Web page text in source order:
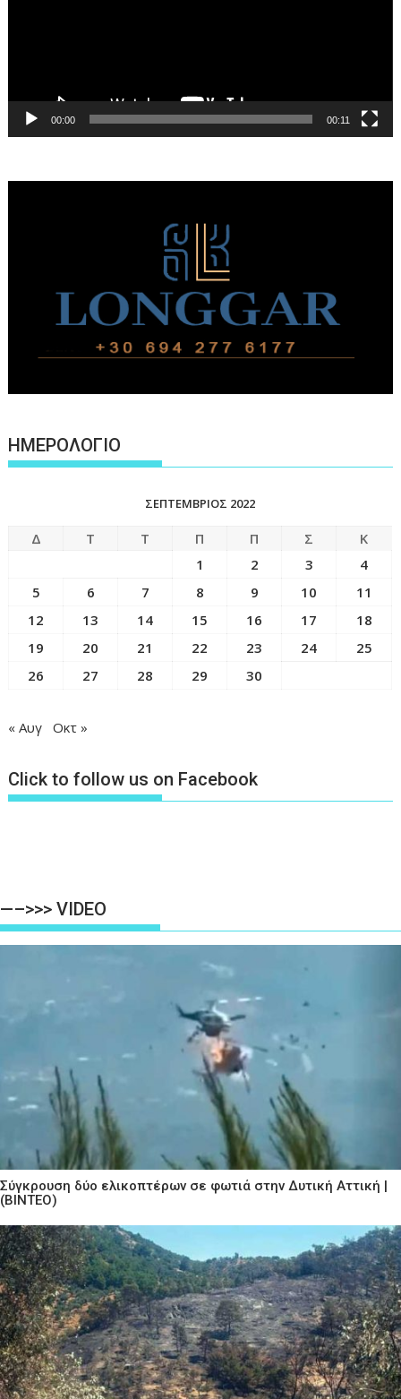
00:00 00:11
ΗΜΕΡΟΛΟΓΙΟ
ΣΕΠΤΈΜΒΡΙΟΣ 2022
Δ Τ Τ Π Π Σ
Κ
1
2 3
4
5
6 7 8 9 10
11
12
13 14 15 16 17
18
19
20 21 22 23 24
25
26
27 28 29 30
« Αυγ Οκτ »
Click to follow us on Facebook
—–>>> VIDEO
Σύγκρουση δύο ελικοπτέρων σε φωτιά στην Δυτική Αττική |
(ΒΙΝΤΕΟ)